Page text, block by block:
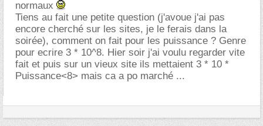
normaux
Tiens au fait une petite question (j'avoue j'ai pas
encore cherché sur les sites, je le ferais dans la
soirée), comment on fait pour les puissance ? Genre
pour ecrire 3 * 10^8. Hier soir j'ai voulu regarder vite
fait et puis sur un vieux site ils mettaient 3 * 10 *
Puissance<8> mais ca a po marché ...